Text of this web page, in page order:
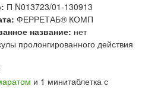
П N013723/01-130913
ФЕРРЕТАБ® КОМП
название: нет
пролонгированного действия
и 1 минитаблетка с